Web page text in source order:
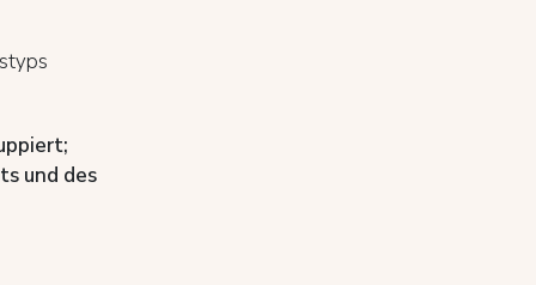
;
und des